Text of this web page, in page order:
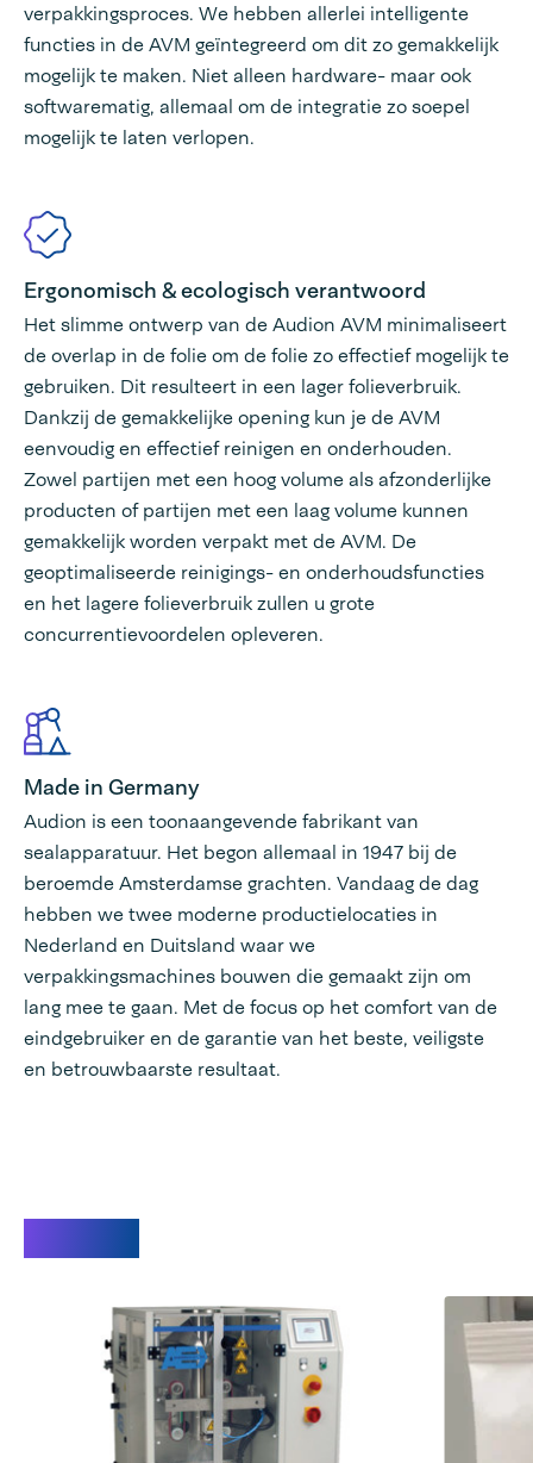
verpakkingsproces. We hebben allerlei intelligente
functies in de AVM geïntegreerd om dit zo gemakkelijk
mogelijk te maken. Niet alleen hardware- maar ook
softwarematig, allemaal om de integratie zo soepel
mogelijk te laten verlopen.
Ergonomisch & ecologisch verantwoord
Het slimme ontwerp van de Audion AVM minimaliseert
de overlap in de folie om de folie zo effectief mogelijk te
gebruiken. Dit resulteert in een lager folieverbruik.
Dankzij de gemakkelijke opening kun je de AVM
eenvoudig en effectief reinigen en onderhouden.
Zowel partijen met een hoog volume als afzonderlijke
producten of partijen met een laag volume kunnen
gemakkelijk worden verpakt met de AVM. De
geoptimaliseerde reinigings- en onderhoudsfuncties
en het lagere folieverbruik zullen u grote
concurrentievoordelen opleveren.
Made in Germany
Audion is een toonaangevende fabrikant van
sealapparatuur. Het begon allemaal in 1947 bij de
beroemde Amsterdamse grachten. Vandaag de dag
hebben we twee moderne productielocaties in
Nederland en Duitsland waar we
verpakkingsmachines bouwen die gemaakt zijn om
lang mee te gaan. Met de focus op het comfort van de
eindgebruiker en de garantie van het beste, veiligste
en betrouwbaarste resultaat.